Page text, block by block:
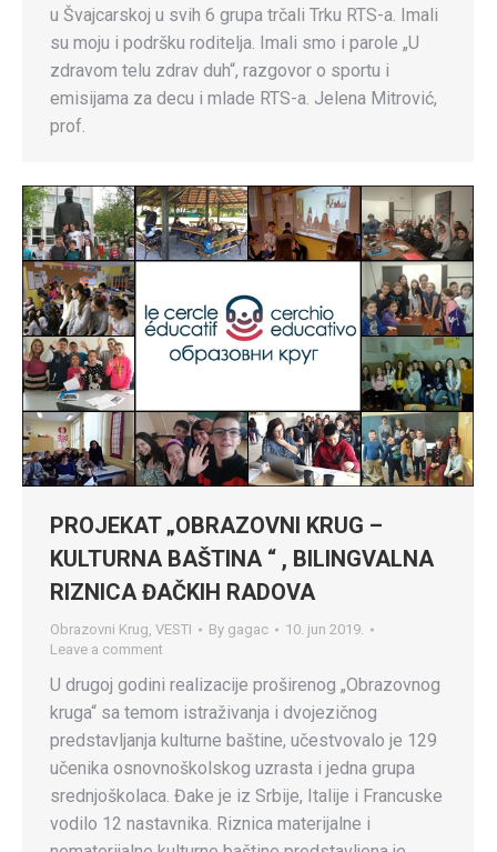
u Švajcarskoj u svih 6 grupa trčali Trku RTS-a. Imali
su moju i podršku roditelja. Imali smo i parole „U
zdravom telu zdrav duh“, razgovor o sportu i
emisijama za decu i mlade RTS-a. Jelena Mitrović,
prof.
PROJEKAT „OBRAZOVNI KRUG –
KULTURNA BAŠTINA “ , BILINGVALNA
RIZNICA ĐAČKIH RADOVA
Obrazovni Krug, VESTI By gagac
10. jun 2019.
Leave a comment
U drugoj godini realizacije proširenog „Obrazovnog
kruga“ sa temom istraživanja i dvojezičnog
predstavljanja kulturne baštine, učestvovalo je 129
učenika osnovnoškolskog uzrasta i jedna grupa
srednjoškolaca. Đake je iz Srbije, Italije i Francuske
vodilo 12 nastavnika. Riznica materijalne i